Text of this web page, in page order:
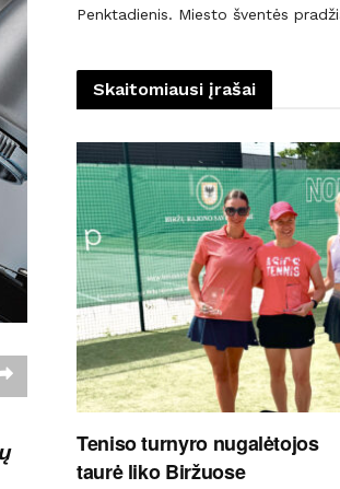
Penktadienis. Miesto šventės
Skaitomiausi įrašai
Teniso turnyro nugalėtojos
taurė liko Biržuose